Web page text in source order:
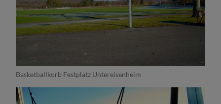
Basketballkorb Festplatz Untereisenheim